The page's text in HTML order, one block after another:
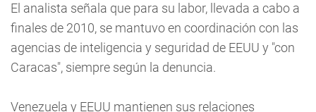
El analista señala que para su labor, llevada a cabo a
finales de 2010, se mantuvo en coordinación con las
agencias de inteligencia y seguridad de EEUU y "con
Caracas", siempre según la denuncia.
Venezuela y EEUU mantienen sus relaciones